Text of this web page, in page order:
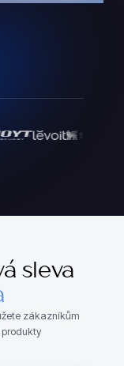
sleva
zákazníkům